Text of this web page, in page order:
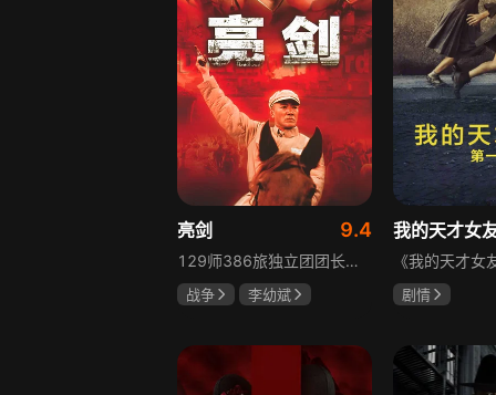
亮剑 9.4
129师386旅独立团团长李云龙敢想敢干、不按规矩办事，脾气火爆性格直爽，带领独立团展现出敢于拼杀的劲头，接连击败坂田连队、山崎大队、山本部队，名声大噪却因屡次犯规遭贬斥。抗战时期他与国军358团团长楚云飞惺惺相惜，徐蚌会战中一较高下双双重伤，养病期间李云龙与护士田雨相恋，两人及亲人战友历经国家沧桑巨变。
战争
李幼斌
我的天才女
剧情
玛格丽塔·马